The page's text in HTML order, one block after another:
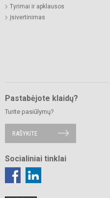
Tyrimai ir apklausos
Įsivertinimas
Pastabėjote klaidų?
Turite pasiūlymų?
RAŠYKITE
Socialiniai tinklai